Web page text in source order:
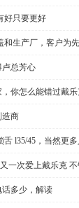
好只要更好
和生产厂，客户为先
卢总芳心
你怎么能错过戴
造商
舌 l35/45，当然更
一次爱上戴乐克
多少，解读